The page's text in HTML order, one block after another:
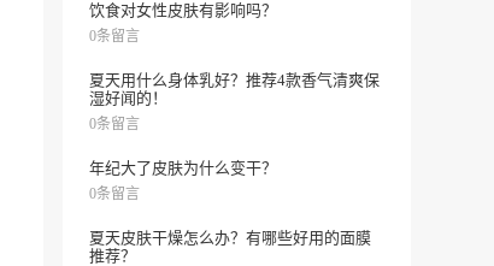
饮食对女性皮肤有影响吗？
0条留言
夏天用什么身体乳好？推荐4款香气清爽保
湿好闻的！
0条留言
年纪大了皮肤为什么变干？
0条留言
夏天皮肤干燥怎么办？有哪些好用的面膜
推荐？